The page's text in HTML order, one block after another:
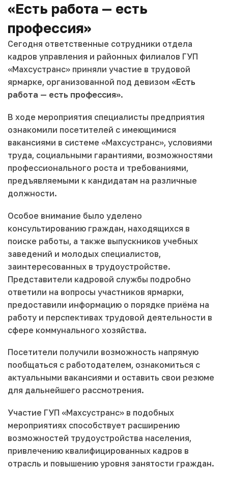
«Есть работа — есть
профессия»
Сегодня ответственные сотрудники отдела
кадров управления и районных филиалов ГУП
«Махсустранс» приняли участие в трудовой
ярмарке, организованной под девизом «Есть
работа — есть профессия».
В ходе мероприятия специалисты предприятия
ознакомили посетителей с имеющимися
вакансиями в системе «Махсустранс», условиями
труда, социальными гарантиями, возможностями
профессионального роста и требованиями,
предъявляемыми к кандидатам на различные
должности.
Особое внимание было уделено
консультированию граждан, находящихся в
поиске работы, а также выпускников учебных
заведений и молодых специалистов,
заинтересованных в трудоустройстве.
Представители кадровой службы подробно
ответили на вопросы участников ярмарки,
предоставили информацию о порядке приёма на
работу и перспективах трудовой деятельности в
сфере коммунального хозяйства.
Посетители получили возможность напрямую
пообщаться с работодателем, ознакомиться с
актуальными вакансиями и оставить свои резюме
для дальнейшего рассмотрения.
Участие ГУП «Махсустранс» в подобных
мероприятиях способствует расширению
возможностей трудоустройства населения,
привлечению квалифицированных кадров в
отрасль и повышению уровня занятости граждан.